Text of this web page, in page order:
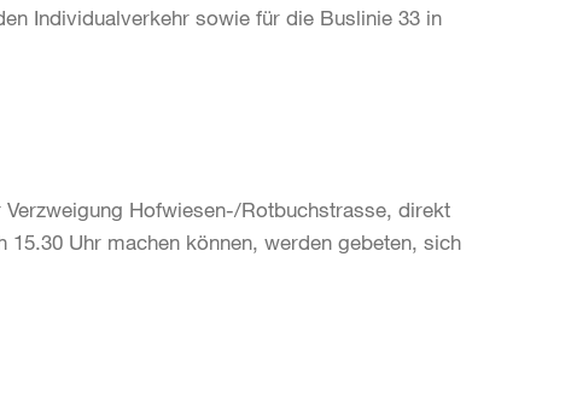
Individualverkehr sowie für die Buslinie 33 in
Hofwiesen-/Rotbuchstrasse, direkt
Uhr machen können, werden gebeten, sich